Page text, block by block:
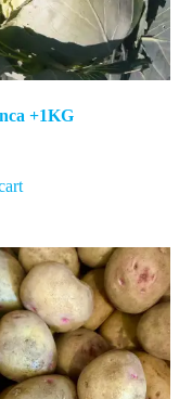
+1KG